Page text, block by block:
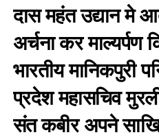
दास महंत उद्यान मे
अर्चना कर
भारतीय मानिकपुरी
प्रदेश महासचिव
संत कबीर अपने